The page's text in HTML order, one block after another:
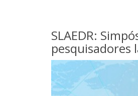
SLAEDR:
pesquisadores